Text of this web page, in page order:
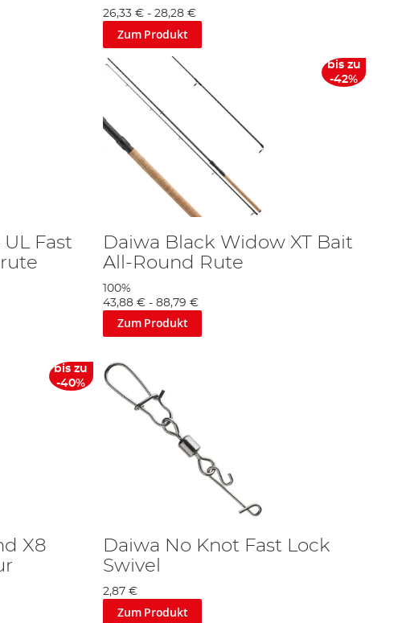
26,33 € -28,28 €
Zum Produkt
Fast
bis zu
-42%
Daiwa Black Widow XT Bait
All-Round Rute
100%
43,88 € -88,79 €
Zum Produkt
bis zu
-40%
X8
Daiwa No Knot Fast Lock
Swivel
2,87 €
Zum Produkt